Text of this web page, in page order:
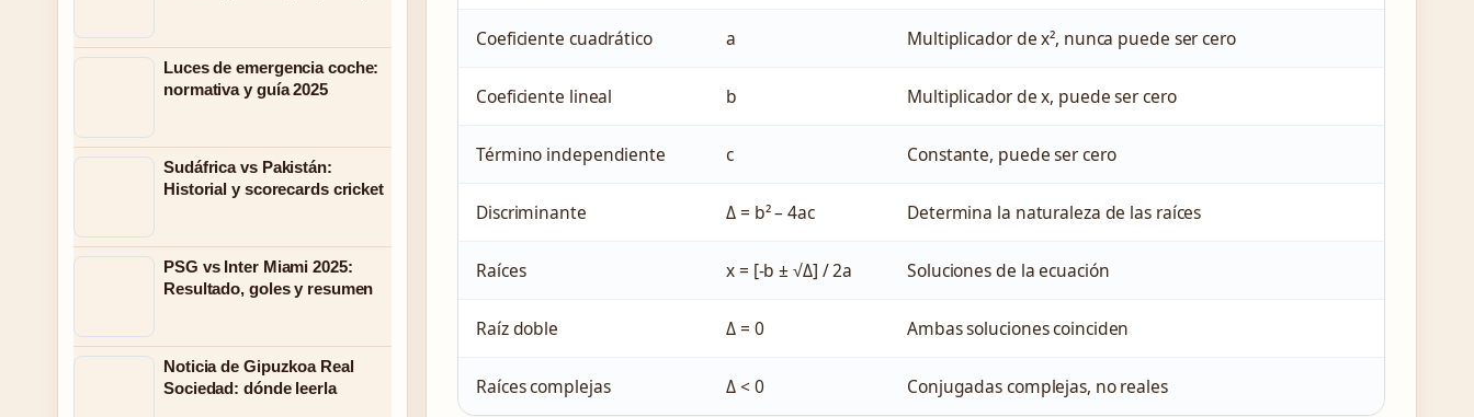
Coeficiente cuadrático a Multiplicador de x², nunca puede ser cero
Coeficiente lineal b Multiplicador de x, puede ser cero
Término independiente c Constante, puede ser cero
Discriminante Δ = b² – 4ac Determina la naturaleza de las raíces
Raíces x = [-b ± √Δ] / 2a Soluciones de la ecuación
Raíz doble Δ = 0 Ambas soluciones coinciden
Raíces complejas Δ < 0 Conjugadas complejas, no reales
Luces de emergencia coche:
normativa y guía 2025
Sudáfrica vs Pakistán:
Historial y scorecards cricket
PSG vs Inter Miami 2025:
Resultado, goles y resumen
Noticia de Gipuzkoa Real
Sociedad: dónde leerla